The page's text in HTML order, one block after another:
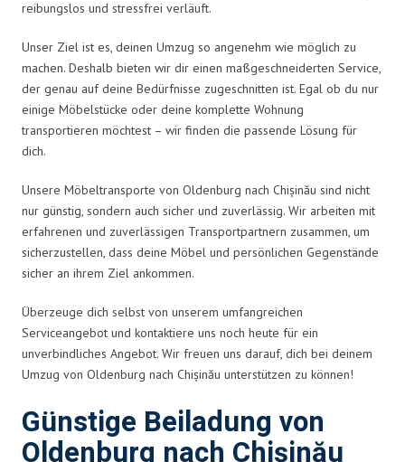
reibungslos und stressfrei verläuft.
Unser Ziel ist es, deinen Umzug so angenehm wie möglich zu
machen. Deshalb bieten wir dir einen maßgeschneiderten Service,
der genau auf deine Bedürfnisse zugeschnitten ist. Egal ob du nur
einige Möbelstücke oder deine komplette Wohnung
transportieren möchtest – wir finden die passende Lösung für
dich.
Unsere Möbeltransporte von Oldenburg nach Chișinău sind nicht
nur günstig, sondern auch sicher und zuverlässig. Wir arbeiten mit
erfahrenen und zuverlässigen Transportpartnern zusammen, um
sicherzustellen, dass deine Möbel und persönlichen Gegenstände
sicher an ihrem Ziel ankommen.
Überzeuge dich selbst von unserem umfangreichen
Serviceangebot und kontaktiere uns noch heute für ein
unverbindliches Angebot. Wir freuen uns darauf, dich bei deinem
Umzug von Oldenburg nach Chișinău unterstützen zu können!
Günstige Beiladung von
Oldenburg nach Chișinău